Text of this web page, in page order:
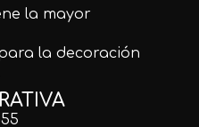
la mayor
la decoración